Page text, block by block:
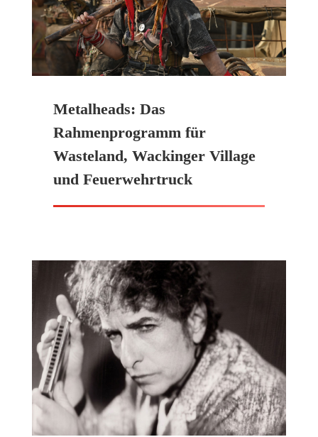
Metalheads: Das
Rahmenprogramm für
Wasteland, Wackinger Village
und Feuerwehrtruck